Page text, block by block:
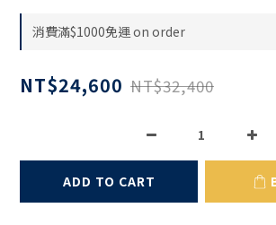
消費滿$1000免運 on order
NT$24,600 NT$32,400
ADD TO CART